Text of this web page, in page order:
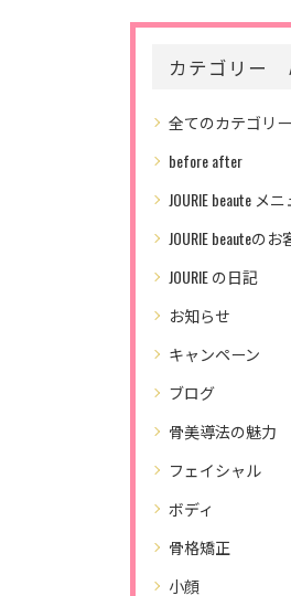
カテゴリー
全てのカテゴリー
before after
JOURIE beaute メ
JOURIE beauteの
JOURIE の日記
お知らせ
キャンペーン
ブログ
骨美導法の魅力
フェイシャル
ボディ
骨格矯正
小顔